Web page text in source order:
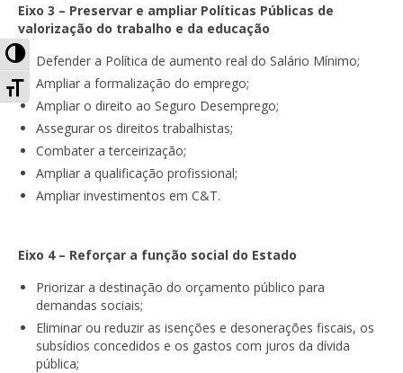
Alternar Alto Contraste
Alternar Tamanho da Fonte
Eixo 3 – Preservar e ampliar Políticas Públicas de
valorização do trabalho e da educação
Defender a Política de aumento real do Salário Mínimo;
Ampliar a formalização do emprego;
Ampliar o direito ao Seguro Desemprego;
Assegurar os direitos trabalhistas;
Combater a terceirização;
Ampliar a qualificação profissional;
Ampliar investimentos em C&T.
Eixo 4 – Reforçar a função social do Estado
Priorizar a destinação do orçamento público para
demandas sociais;
Eliminar ou reduzir as isenções e desonerações fiscais, os
subsídios concedidos e os gastos com juros da dívida
pública;